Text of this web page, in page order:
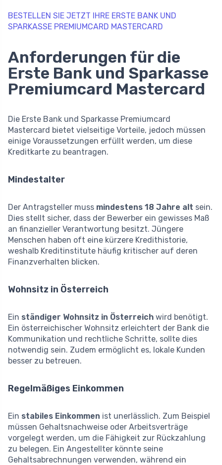
BESTELLEN SIE JETZT IHRE ERSTE BANK UND
SPARKASSE PREMIUMCARD MASTERCARD
Anforderungen für die
Erste Bank und Sparkasse
Premiumcard Mastercard
Die Erste Bank und Sparkasse Premiumcard
Mastercard bietet vielseitige Vorteile, jedoch müssen
einige Voraussetzungen erfüllt werden, um diese
Kreditkarte zu beantragen.
Mindestalter
Der Antragsteller muss mindestens 18 Jahre alt sein.
Dies stellt sicher, dass der Bewerber ein gewisses Maß
an finanzieller Verantwortung besitzt. Jüngere
Menschen haben oft eine kürzere Kredithistorie,
weshalb Kreditinstitute häufig kritischer auf deren
Finanzverhalten blicken.
Wohnsitz in Österreich
Ein ständiger Wohnsitz in Österreich wird benötigt.
Ein österreichischer Wohnsitz erleichtert der Bank die
Kommunikation und rechtliche Schritte, sollte dies
notwendig sein. Zudem ermöglicht es, lokale Kunden
besser zu betreuen.
Regelmäßiges Einkommen
Ein stabiles Einkommen ist unerlässlich. Zum Beispiel
müssen Gehaltsnachweise oder Arbeitsverträge
vorgelegt werden, um die Fähigkeit zur Rückzahlung
zu belegen. Ein Angestellter könnte seine
Gehaltsabrechnungen verwenden, während ein